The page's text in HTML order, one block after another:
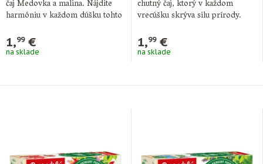
čaj Medovka a malina. Nájdite
harmóniu v každom dúšku tohto
1,99€
na sklade
chutný čaj, ktorý v každom
vrecúšku skrýva silu prírody.
1,99€
na sklade